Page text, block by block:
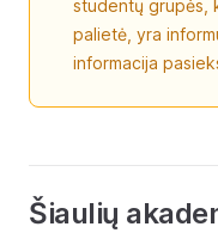
studentų grupės,
palietė, yra
informacija
Šiaulių